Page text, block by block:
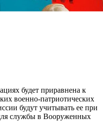
будет приравнена к
военно-патриотических
будут учитывать ее при
службы в Вооруженных